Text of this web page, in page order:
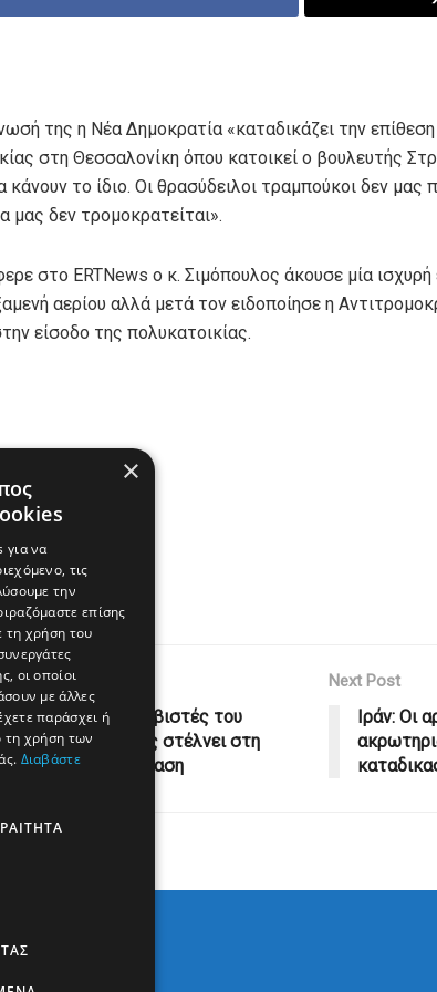
της η Νέα Δημοκρατία «καταδικάζει την
στη Θεσσαλονίκη όπου κατοικεί ο βουλευτής
κάνουν το ίδιο. Οι θρασύδειλοι τραμπούκοι δεν μας
μας δεν τρομοκρατείται».
στο ERTNews ο κ. Σιμόπουλος άκουσε μία ισχυρή
αερίου αλλά μετά τον ειδοποίησε η
είσοδο της πολυκατοικίας.
κράτηση οι ακτιβιστές του
το Ισραήλ τους στέλνει στη
πριν από την απέλαση
Next Post
Ιράν: Οι
×
για να
τις
την
επίσης
τη χρήση του
οι οποίοι
με άλλες
παράσχει ή
τη χρήση των
Διαβάστε